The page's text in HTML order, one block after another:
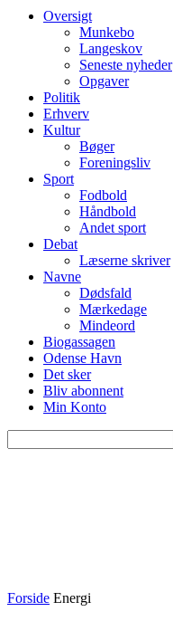
Oversigt
Munkebo
Langeskov
Seneste nyheder
Opgaver
Politik
Erhverv
Kultur
Bøger
Foreningsliv
Sport
Fodbold
Håndbold
Andet sport
Debat
Læserne skriver
Navne
Dødsfald
Mærkedage
Mindeord
Biogassagen
Odense Havn
Det sker
Bliv abonnent
Min Konto
Forside Energi